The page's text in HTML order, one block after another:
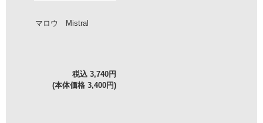
マロウ Mistral
税込 3,740円
(本体価格 3,400円)